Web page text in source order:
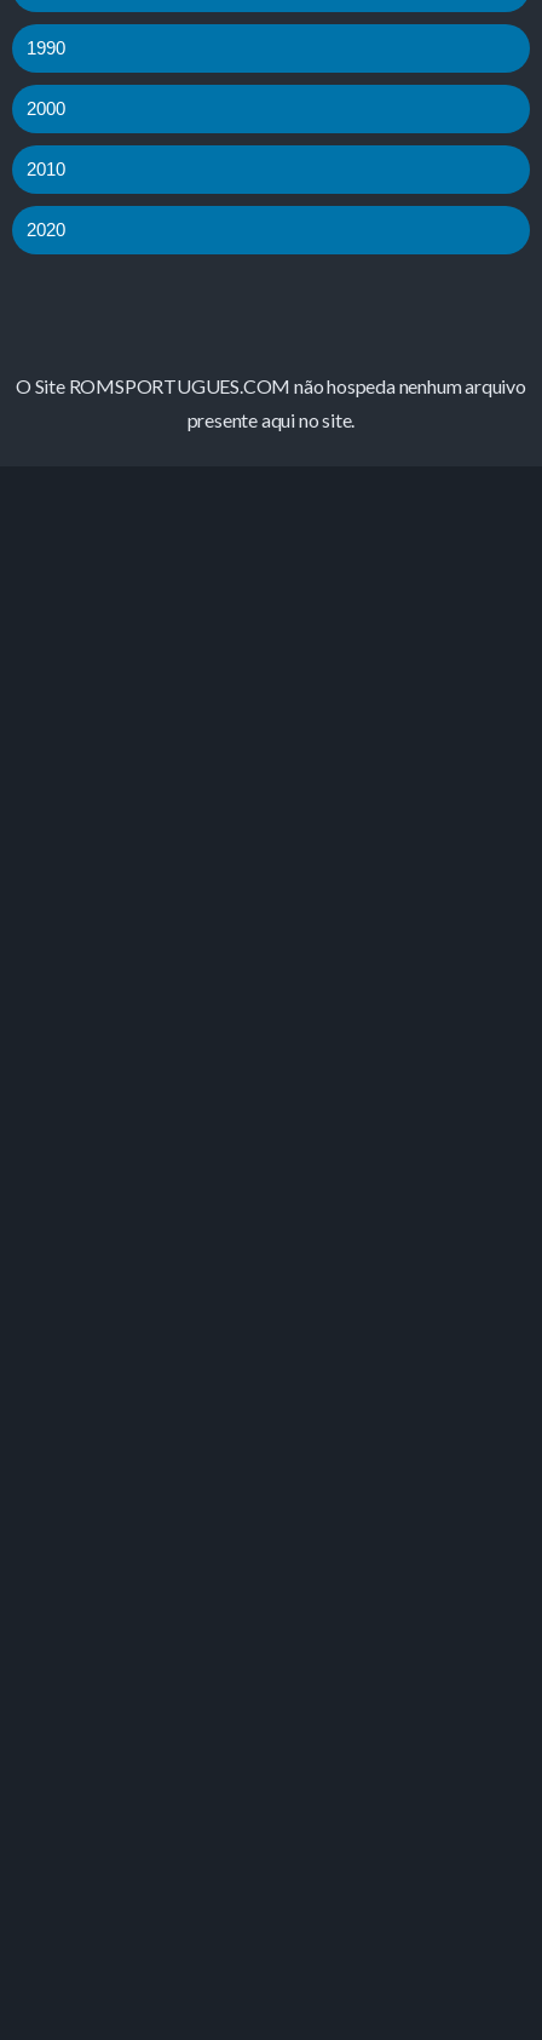
1990
2000
2010
2020
O Site ROMSPORTUGUES.COM não hospeda nenhum arquivo
presente aqui no site.